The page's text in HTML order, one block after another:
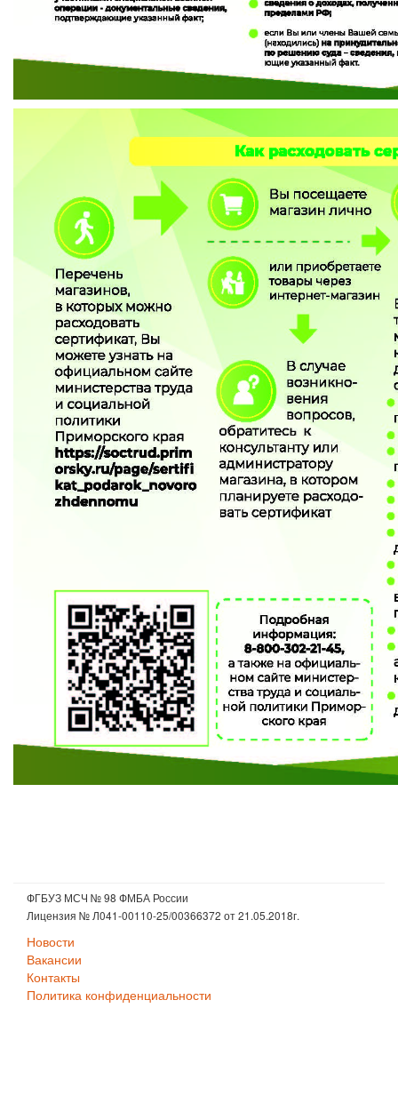
ФГБУЗ МСЧ № 98 ФМБА России
Лицензия № Л041-00110-25/00366372 от 21.05.2018г.
Новости
Вакансии
Контакты
Политика конфиденциальности